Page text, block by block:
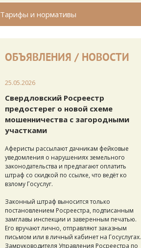
Тарифы и нормативы
ОБЪЯВЛЕНИЯ / НОВОСТИ
25.05.2026
Свердловский Росреестр
предостерег о новой схеме
мошенничества с загородными
участками
Аферисты рассылают дачникам фейковые
уведомления о нарушениях земельного
законодательства и предлагают оплатить
штраф со скидкой по ссылке, что ведёт ко
взлому Госуслуг.
Законный штраф выносится только
постановлением Росреестра, подписанным
замглавы инспекции и заверенным печатью.
Его вручают лично, отправляют заказным
письмом или в личный кабинет на Госуслугах.
Замруководителя Управления Росреестра по